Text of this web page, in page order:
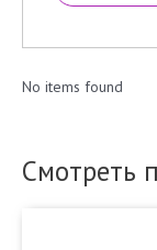
No items found
Смотреть